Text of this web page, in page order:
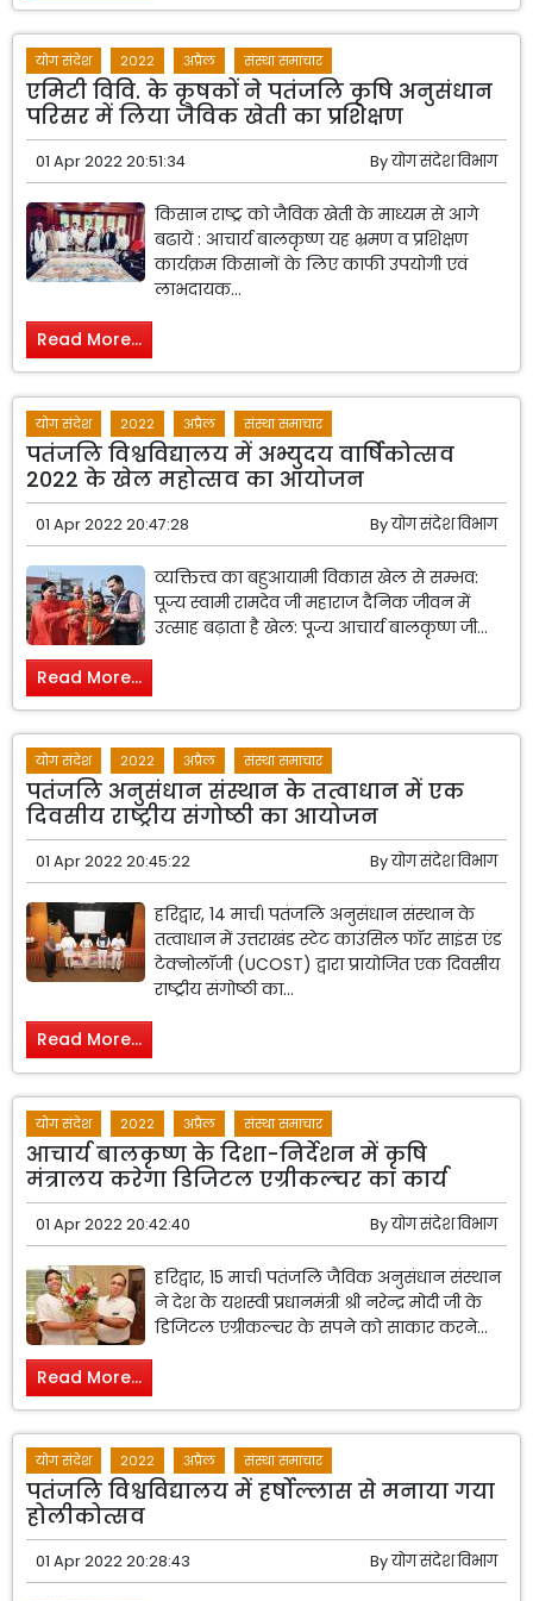
योग संदेश 2022 अप्रैल संस्था समाचार
एमिटी विवि. के कृषकों ने पतंजलि कृषि अनुसंधान
परिसर में लिया जैविक खेती का प्रशिक्षण
01 Apr 2022 20:51:34 Byयोग संदेश विभाग
किसान राष्ट्र को जैविक खेती के माध्यम से आगे
बढायें : आचार्य बालकृष्ण यह भ्रमण व प्रशिक्षण
कार्यक्रम किसानों के लिए काफी उपयोगी एवं
लाभदायक...
Read More...
योग संदेश 2022 अप्रैल संस्था समाचार
पतंजलि विश्वविद्यालय में अभ्युदय वार्षिकोत्सव
2022 के खेल महोत्सव का आयोजन
01 Apr 2022 20:47:28 Byयोग संदेश विभाग
व्यक्तित्त्व का बहुआयामी विकास खेल से सम्भव:
पूज्य स्वामी रामदेव जी महाराज दैनिक जीवन में
उत्साह बढ़ाता है खेल: पूज्य आचार्य बालकृष्ण जी...
Read More...
योग संदेश 2022 अप्रैल संस्था समाचार
पतंजलि अनुसंधान संस्थान के तत्वाधान में एक
दिवसीय राष्ट्रीय संगोष्ठी का आयोजन
01 Apr 2022 20:45:22 Byयोग संदेश विभाग
हरिद्वार, 14 मार्च। पतंजलि अनुसंधान संस्थान के
तत्वाधान में उत्तराखंड स्टेट काउंसिल फॉर साइंस एंड
टेक्नोलॉजी (UCOST) द्वारा प्रायोजित एक दिवसीय
राष्ट्रीय संगोष्ठी का...
Read More...
योग संदेश 2022 अप्रैल संस्था समाचार
आचार्य बालकृष्ण के दिशा-निर्देशन में कृषि
मंत्रालय करेगा डिजिटल एग्रीकल्चर का कार्य
01 Apr 2022 20:42:40 Byयोग संदेश विभाग
हरिद्वार, 15 मार्च। पतंजलि जैविक अनुसंधान संस्थान
ने देश के यशस्वी प्रधानमंत्री श्री नरेन्द्र मोदी जी के
डिजिटल एग्रीकल्चर के सपने को साकार करने...
Read More...
योग संदेश 2022 अप्रैल संस्था समाचार
पतंजलि विश्वविद्यालय में हर्षोल्लास से मनाया गया
होलीकोत्सव
01 Apr 2022 20:28:43 Byयोग संदेश विभाग